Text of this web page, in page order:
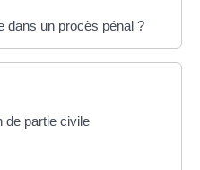
dans un procès pénal ?
de partie civile